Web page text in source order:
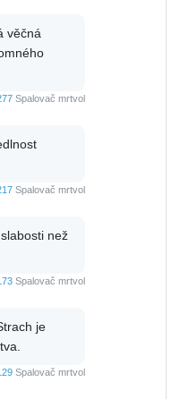
věčná
Spalovač mrtvol
Spalovač mrtvol
než
Spalovač mrtvol
je
Spalovač mrtvol